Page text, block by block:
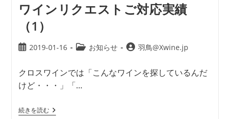
ワインリクエストご対応実績
（1）
2019-01-16 お知らせ 羽鳥@Xwine.jp
クロスワインでは「こんなワインを探しているんだ
けど・・・」「…
続きを読む